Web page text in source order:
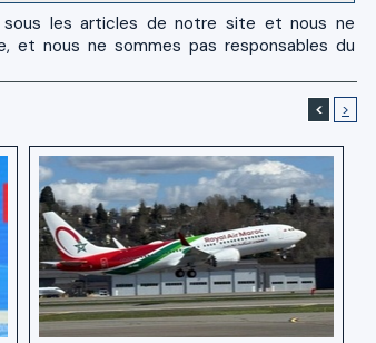
sous les articles de notre site et nous ne
et nous ne sommes pas responsables du
< >